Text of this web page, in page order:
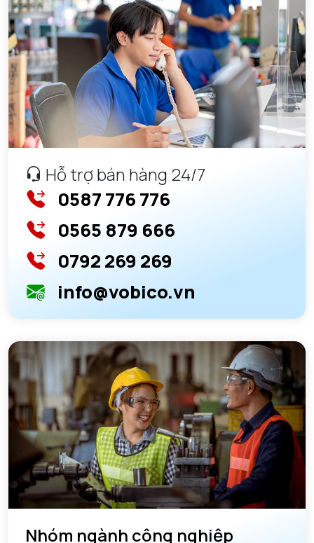
GỐI ĐỠ NTN
GỐI ĐỠ 2 NỬA NTN
PHỤ KIỆN NTN
MÁY GIA NHIỆT NTN
Hỗ trợ bán hàng 24/7
0587 776 776
0565 879 666
0792 269 269
info@vobico.vn
Nhóm ngành công nghiệp